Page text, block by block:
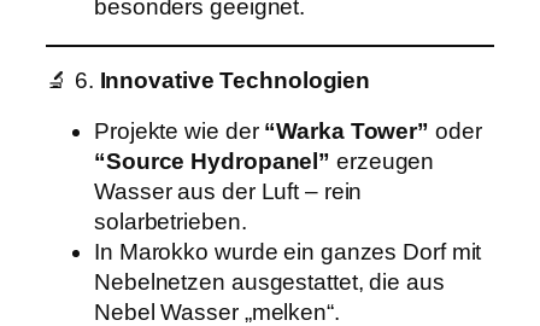
besonders geeignet.
🔬 6. Innovative Technologien
Projekte wie der “Warka Tower” oder
“Source Hydropanel” erzeugen
Wasser aus der Luft – rein
solarbetrieben.
In Marokko wurde ein ganzes Dorf mit
Nebelnetzen ausgestattet, die aus
Nebel Wasser „melken“.